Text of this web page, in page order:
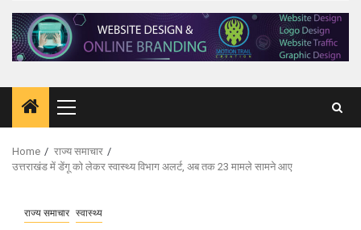
Primary
Menu
Home
राज्य समाचार
उत्तराखंड में डेंगू को लेकर स्वास्थ्य विभाग अलर्ट, अब तक 23 मामले सामने आए
राज्य समाचार स्वास्थ्य